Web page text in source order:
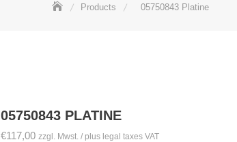
Products 05750843 Platine
05750843 PLATINE
€117,00 zzgl. Mwst. / plus legal taxes VAT